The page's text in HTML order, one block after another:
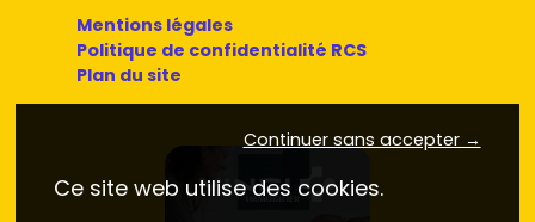
Mentions légales
Politique de confidentialité RCS
Plan du site
Continuer sans accepter →
Ce site web utilise des cookies.